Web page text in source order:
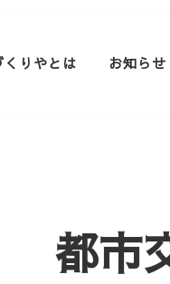
くりやとは お知らせ
都市